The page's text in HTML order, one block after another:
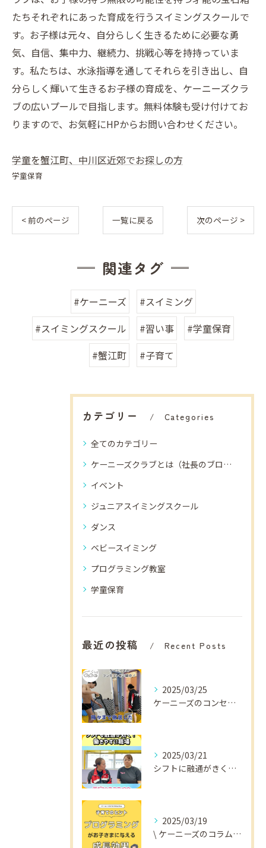
たちそれぞれにあった育成を行うスイミングスクールで
す。お子様は元々、自分らしく生きるために必要な勇
気、自信、集中力、継続力、挑戦心等を持持っていま
す。私たちは、水泳指導を通してそれらを引き出し、自
分らしく輝いて生きるお子様の育成を、ケーニーズクラ
ブの広いプールで目指します。無料体験も受け付けてお
りますので、お気軽にHPからお問い合わせください。
学童を蟹江町、中川区近郊でお探しの方
学童保育
< 前のページ 一覧に戻る 次のページ >
関連タグ
#ケーニーズ
#スイミング
#スイミングスクール
#習い事
#学童保育
#蟹江町
#子育て
カテゴリー Categories
全てのカテゴリー
ケーニーズクラブとは（社長のブログ）
イベント
ジュニアスイミングスクール
ダンス
ベビースイミング
プログラミング教室
学童保育
最近の投稿 Recent Posts
2025/03/25
ケーニーズのコンセプトをご紹介！
2025/03/21
シフトに融通がきくから
2025/03/19
\ ケーニーズのコラム📚/